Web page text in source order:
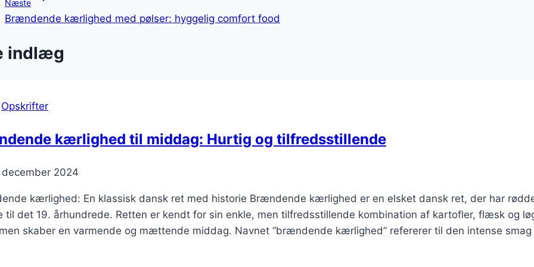
Næste
Brændende kærlighed med pølser: hyggelig comfort food
indlæg
Opskrifter
kærlighed til middag: Hurtig og tilfredsstillende
2024
kærlighed: En klassisk dansk ret med historie Brændende kærlighed er en elsket dansk ret, der har
til det 19. århundrede. Retten er kendt for sin enkle, men tilfredsstillende kombination af kartofler, flæsk og
skaber en varmende og mættende middag. Navnet “brændende kærlighed” refererer til den intense smag